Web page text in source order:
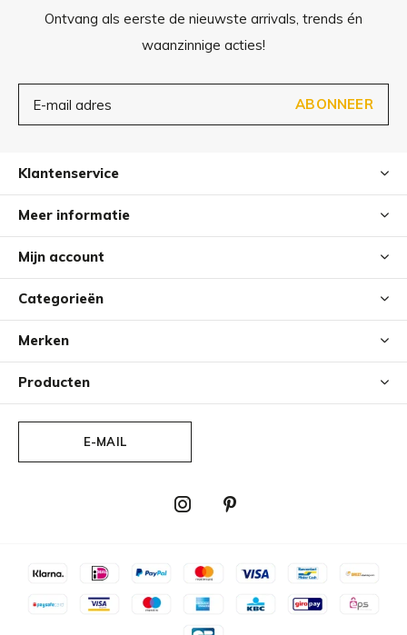
Ontvang als eerste de nieuwste arrivals, trends én
waanzinnige acties!
ABONNEER
Klantenservice
Meer informatie
Mijn account
Categorieën
Merken
Producten
E-MAIL